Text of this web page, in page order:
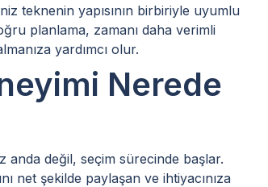
teknenin yapısının birbiriyle uyumlu
planlama, zamanı daha verimli
yardımcı olur.
Nerede
anda değil, seçim sürecinde başlar.
net şekilde paylaşan ve ihtiyacınıza